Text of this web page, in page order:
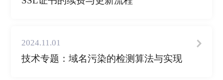
2024.11.01
技术专题：域名污染的检测算法与实现